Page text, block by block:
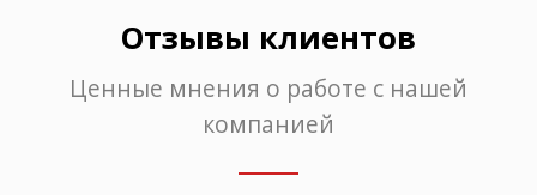
Отзывы клиентов
Ценные мнения о работе с нашей
компанией